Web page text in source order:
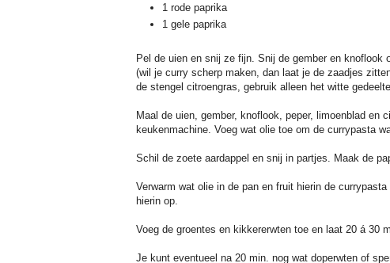
1 rode paprika
1 gele paprika
Pel de uien en snij ze fijn. Snij de gember en
(wil je curry scherp maken, dan laat je de zaadjes
de stengel citroengras, gebruik alleen het witte gedeelte.
Maal de uien, gember, knoflook, peper, limoenblad
keukenmachine. Voeg wat olie toe om de currypasta
Schil de zoete aardappel en snij in partjes. Maak de
Verwarm wat olie in de pan en fruit hierin de
hierin op.
Voeg de groentes en kikkererwten toe en laat 20 á 30
Je kunt eventueel na 20 min. nog wat doperwten of